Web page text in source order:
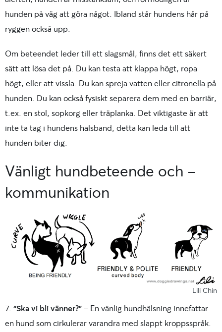
hunden på väg att göra något. Ibland står hundens hår på
ryggen också upp.
Om beteendet leder till ett slagsmål, finns det ett säkert
sätt att lösa det på. Du kan testa att klappa högt, ropa
högt, eller att vissla. Du kan spreja vatten eller citronella på
hunden. Du kan också fysiskt separera dem med en barriär,
t.ex. en stol, sopkorg eller träplanka. Det viktigaste är att
inte ta tag i hundens halsband, detta kan leda till att
hunden biter dig.
Vänligt hundbeteende och -
kommunikation
Lili Chin
7. “Ska vi bli vänner?”– En vänlig hundhälsning innefattar
en hund som cirkulerar varandra med slappt kroppsspråk.